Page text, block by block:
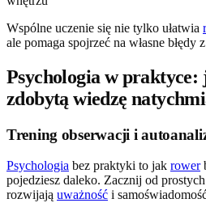
Wspólne uczenie się nie tylko ułatwia
ale pomaga spojrzeć na własne błędy
Psychologia w praktyce:
zdobytą wiedzę
Trening obserwacji i
Psychologia bez praktyki to jak rower
pojedziesz daleko. Zacznij od
rozwijają uważność i